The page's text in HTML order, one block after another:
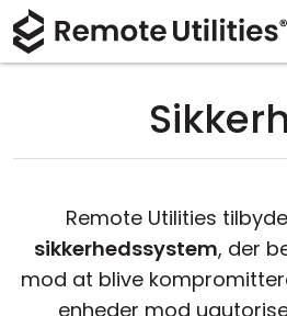
Remote Utilities
sikkerhedssystem, der
mod at blive
enheder mod
Produkt
Udgivelsesnoter
Forbindelsesmodes
Løsninger
Produktion og Detailhandel
Uddannelse og Offentlig
Informationsteknologi
Download
iOS/Android
Køb
Licensassistent
Support
Dokumentation
Om
Presseværelse